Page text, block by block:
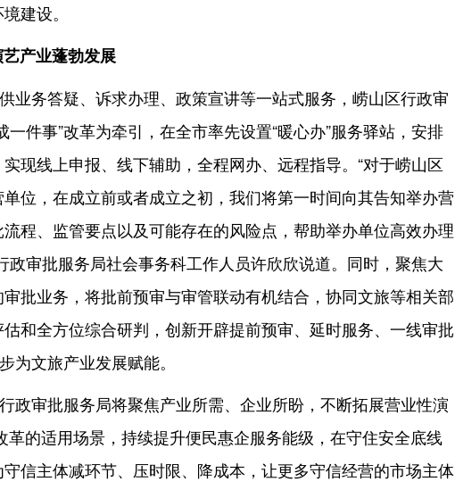
建设。
产业蓬勃发展
业务答疑、诉求办理、政策宣讲等一站式服务，崂山区行政审
一件事”改革为牵引，在全市率先设置“暖心办”服务驿站，安排
现线上申报、线下辅助，全程网办、远程指导。“对于崂山区
位，在成立前或者成立之初，我们将第一时间向其告知举办营
程、监管要点以及可能存在的风险点，帮助举办单位高效办理
政审批服务局社会事务科工作人员许欣欣说道。同时，聚焦大
批业务，将批前预审与审管联动有机结合，协同文旅等相关部
和全方位综合研判，创新开辟提前预审、延时服务、一线审批
为文旅产业发展赋能。
政审批服务局将聚焦产业所需、企业所盼，不断拓展营业性演
革的适用场景，持续提升便民惠企服务能级，在守住安全底线
信主体减环节、压时限、降成本，让更多守信经营的市场主体